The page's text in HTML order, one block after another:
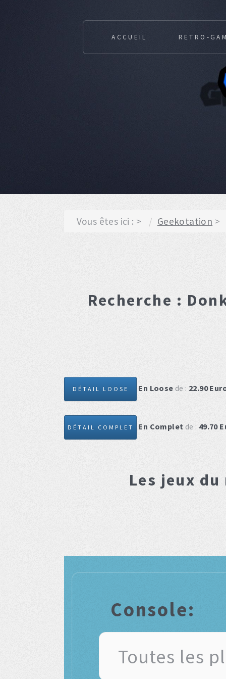
ACCUEIL RETRO-
Vous êtes ici : Geekotation
Recherche :
DÉTAIL LOOSE En Loose de : 22.90
DÉTAIL COMPLET En Complet de : 49.70
Les jeux
Console: